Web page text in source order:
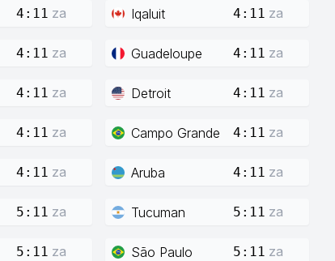
4:11 za Iqaluit 4:11 za
4:11 za Guadeloupe 4:11 za
4:11 za Detroit 4:11 za
4:11 za Campo Grande 4:11 za
4:11 za Aruba 4:11 za
5:11 za Tucuman 5:11 za
5:11 za São Paulo 5:11 za